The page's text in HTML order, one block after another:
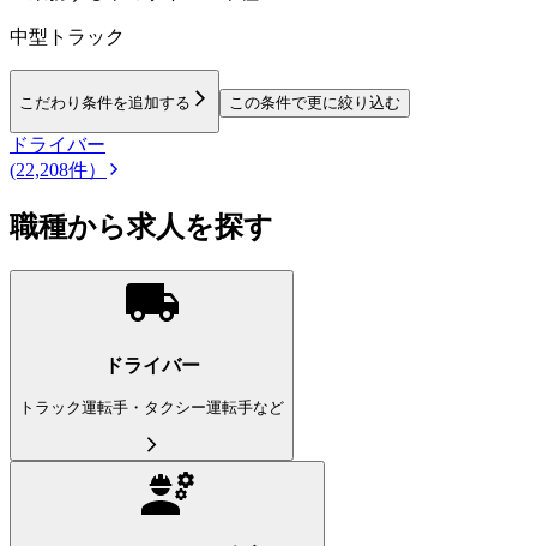
中型トラック
こだわり条件を追加する この条件で更に絞り込む
ドライバー
(22,208件）
職種から求人を探す
ドライバー
トラック運転手・タクシー運転手など